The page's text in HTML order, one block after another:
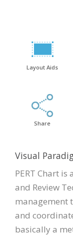
Layout Aids
Share
Visual
PERT Chart
and Review
management
and
basically a